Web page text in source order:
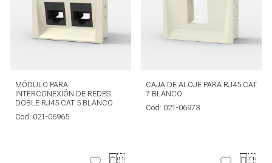
MÓDULO PARA
INTERCONEXIÓN DE REDES
DOBLE RJ45 CAT 5 BLANCO
Cod: 021-06965
CAJA DE ALOJE PARA RJ45 CAT
7 BLANCO
Cod: 021-06973